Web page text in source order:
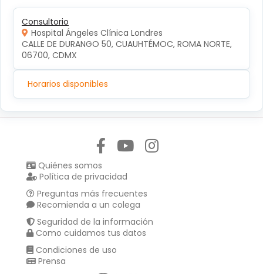
Consultorio
Hospital Ángeles Clínica Londres
CALLE DE DURANGO 50, CUAUHTÉMOC, ROMA NORTE,
06700, CDMX
Horarios disponibles
Quiénes somos
Política de privacidad
Preguntas más frecuentes
Recomienda a un colega
Seguridad de la información
Como cuidamos tus datos
Condiciones de uso
Prensa